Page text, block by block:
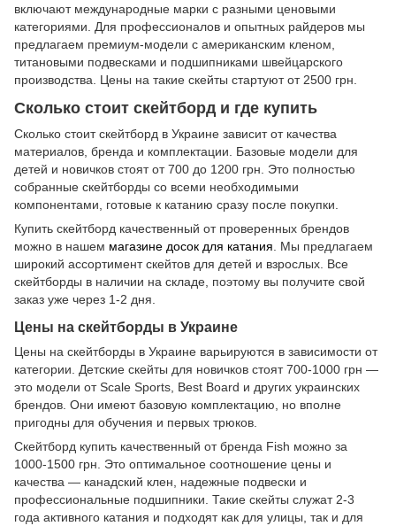
включают международные марки с разными ценовыми
категориями. Для профессионалов и опытных райдеров мы
предлагаем премиум-модели с американским кленом,
титановыми подвесками и подшипниками швейцарского
производства. Цены на такие скейты стартуют от 2500 грн.
Сколько стоит скейтборд и где купить
Сколько стоит скейтборд в Украине зависит от качества
материалов, бренда и комплектации. Базовые модели для
детей и новичков стоят от 700 до 1200 грн. Это полностью
собранные скейтборды со всеми необходимыми
компонентами, готовые к катанию сразу после покупки.
Купить скейтборд качественный от проверенных брендов
можно в нашем магазине досок для катания . Мы предлагаем
широкий ассортимент скейтов для детей и взрослых. Все
скейтборды в наличии на складе, поэтому вы получите свой
заказ уже через 1-2 дня.
Цены на скейтборды в Украине
Цены на скейтборды в Украине варьируются в зависимости от
категории. Детские скейты для новичков стоят 700-1000 грн —
это модели от Scale Sports, Best Board и других украинских
брендов. Они имеют базовую комплектацию, но вполне
пригодны для обучения и первых трюков.
Скейтборд купить качественный от бренда Fish можно за
1000-1500 грн. Это оптимальное соотношение цены и
качества — канадский клен, надежные подвески и
профессиональные подшипники. Такие скейты служат 2-3
года активного катания и подходят как для улицы, так и для